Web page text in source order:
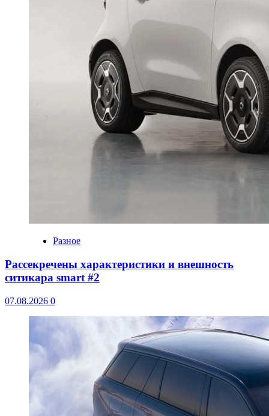
Разное
Рассекречены характеристики и внешность
ситикара smart #2
07.08.2026 0